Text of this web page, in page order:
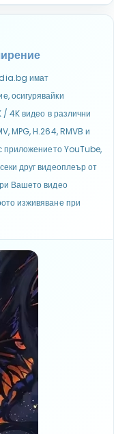
имат
осигурявайки
4K видео в различни
MPG, H.264, RMVB и
приложението YouTube,
друг видеоплеър от
Вашето видео
изживяване при